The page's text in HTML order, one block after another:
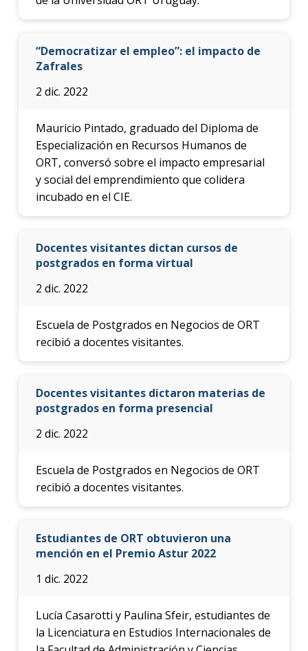
“Democratizar el empleo”: el impacto de
Zafrales
2 dic. 2022
Mauricio Pintado, graduado del Diploma de
Especialización en Recursos Humanos de
ORT, conversó sobre el impacto empresarial
y social del emprendimiento que colidera
incubado en el CIE.
Docentes visitantes dictan cursos de
postgrados en forma virtual
2 dic. 2022
Escuela de Postgrados en Negocios de ORT
recibió a docentes visitantes.
Docentes visitantes dictaron materias de
postgrados en forma presencial
2 dic. 2022
Escuela de Postgrados en Negocios de ORT
recibió a docentes visitantes.
Estudiantes de ORT obtuvieron una
mención en el Premio Astur 2022
1 dic. 2022
Lucía Casarotti y Paulina Sfeir, estudiantes de
la Licenciatura en Estudios Internacionales de